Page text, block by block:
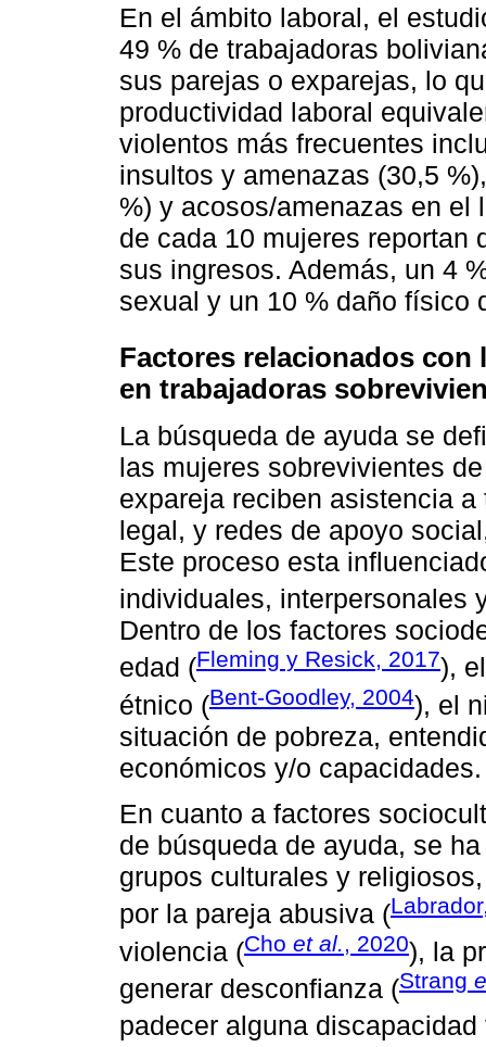
En el ámbito laboral, el
49 % de trabajadoras
sus parejas o exparejas, lo
productividad laboral
violentos más frecuentes
insultos y amenazas (30,5
%) y acosos/amenazas en el
de cada 10 mujeres reportan
sus ingresos. Además, un 4
sexual y un 10 % daño físico
Factores relacionados con
en trabajadoras
La búsqueda de ayuda se
las mujeres sobrevivientes
expareja reciben asistencia
legal, y redes de apoyo
Este proceso esta
individuales, interpersonales
Dentro de los factores
edad (Fleming y Resick, 2017),
étnico (Bent-Goodley, 2004), el
situación de pobreza,
económicos y/o capacidades.
En cuanto a factores
de búsqueda de ayuda, se
grupos culturales y
por la pareja abusiva (
violencia (Cho et al. , 2020), la
generar desconfianza (Strang
padecer alguna